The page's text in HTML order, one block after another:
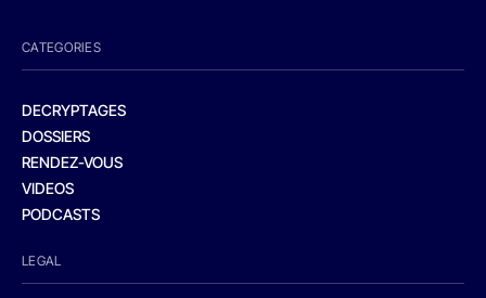
CATEGORIES
DECRYPTAGES
DOSSIERS
RENDEZ-VOUS
VIDEOS
PODCASTS
LEGAL